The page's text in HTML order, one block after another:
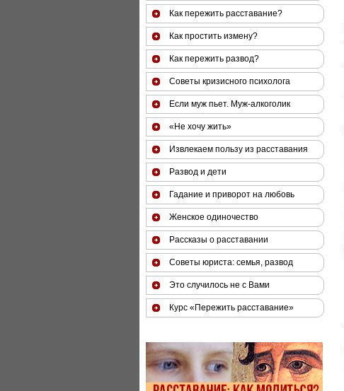
Как пережить расставание?
Как простить измену?
Как пережить развод?
Советы кризисного психолога
Если муж пьет. Муж-алкоголик
«Не хочу жить»
Извлекаем пользу из расставания
Развод и дети
Гадание и приворот на любовь
Женское одиночество
Рассказы о расставании
Советы юриста: семья, развод
Это случилось не с Вами
Курс «Пережить расставание»